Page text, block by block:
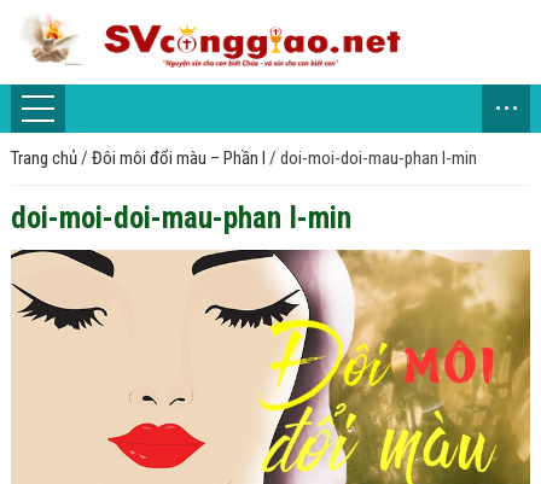
...
Trang chủ/ Đôi môi đổi màu – Phần I / doi-moi-doi-mau-phan I-min
doi-moi-doi-mau-phan I-min